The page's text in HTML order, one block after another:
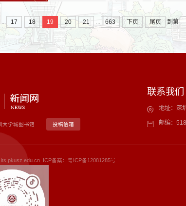
... 17 18 19 20 21 ... 663 下页 尾页 到第
大学城图书馆 投稿信箱
联系我们
地址：深
邮编：
ICP备案：粤ICP备12081285号